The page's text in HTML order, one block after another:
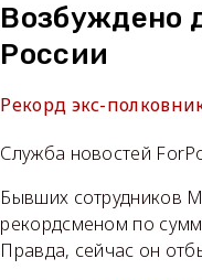
Возбуждено
России
Рекорд экс-
Служба новостей
Бывших сотрудников
рекордсменом по
Правда, сейчас он